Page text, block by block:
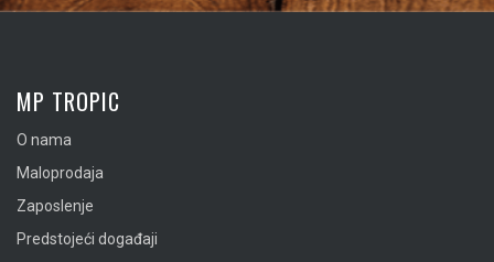
MP TROPIC
O nama
Maloprodaja
Zaposlenje
Predstojeći događaji